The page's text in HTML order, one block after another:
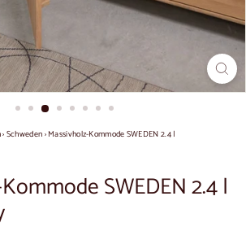
›Schweden›Massivholz-Kommode SWEDEN 2.4 |
SWEDEN 2.4 |